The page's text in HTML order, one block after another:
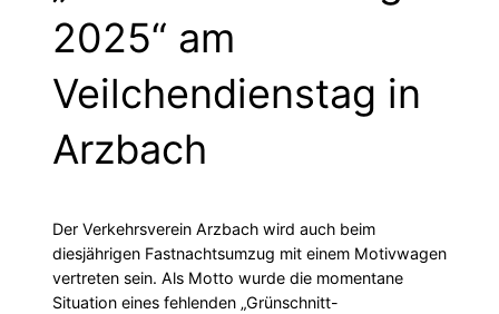
2025“ am
Veilchendienstag in
Arzbach
Der Verkehrsverein Arzbach wird auch beim
diesjährigen Fastnachtsumzug mit einem Motivwagen
vertreten sein. Als Motto wurde die momentane
Situation eines fehlenden „Grünschnitt-